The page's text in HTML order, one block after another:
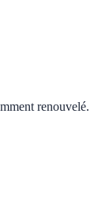
renouvelé.